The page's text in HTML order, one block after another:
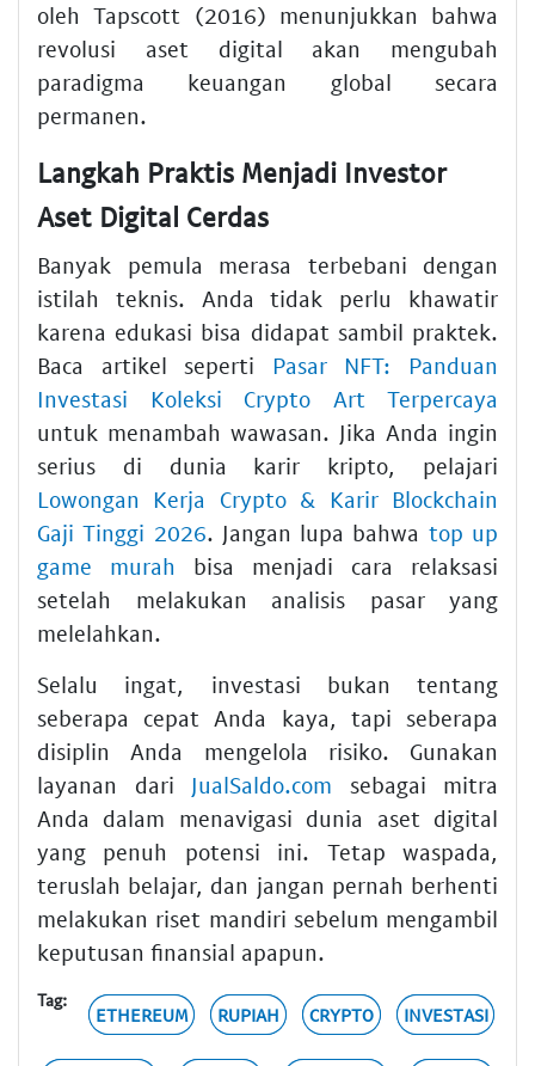
oleh Tapscott (2016) menunjukkan bahwa
revolusi aset digital akan mengubah
paradigma keuangan global secara
permanen.
Langkah Praktis Menjadi Investor
Aset Digital Cerdas
Banyak pemula merasa terbebani dengan
istilah teknis. Anda tidak perlu khawatir
karena edukasi bisa didapat sambil praktek.
Baca artikel seperti Pasar NFT: Panduan
Investasi Koleksi Crypto Art Terpercaya
untuk menambah wawasan. Jika Anda ingin
serius di dunia karir kripto, pelajari
Lowongan Kerja Crypto & Karir Blockchain
Gaji Tinggi 2026. Jangan lupa bahwa top up
game murah bisa menjadi cara relaksasi
setelah melakukan analisis pasar yang
melelahkan.
Selalu ingat, investasi bukan tentang
seberapa cepat Anda kaya, tapi seberapa
disiplin Anda mengelola risiko. Gunakan
layanan dari JualSaldo.com sebagai mitra
Anda dalam menavigasi dunia aset digital
yang penuh potensi ini. Tetap waspada,
teruslah belajar, dan jangan pernah berhenti
melakukan riset mandiri sebelum mengambil
keputusan finansial apapun.
Tag:
ETHEREUM RUPIAH CRYPTO INVESTASI